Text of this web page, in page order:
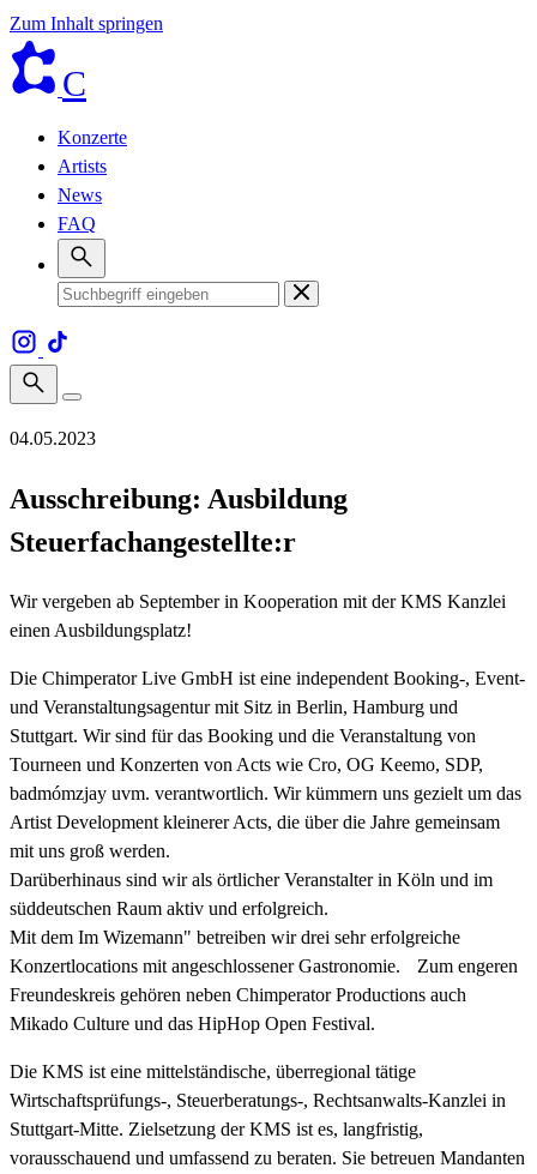
Zum Inhalt springen
C
Konzerte
Artists
News
FAQ
04.05.2023
Ausschreibung: Ausbildung
Steuerfachangestellte:r
Wir vergeben ab September in Kooperation mit der KMS Kanzlei
einen Ausbildungsplatz!
Die Chimperator Live GmbH ist eine independent Booking-, Event-
und Veranstaltungsagentur mit Sitz in Berlin, Hamburg und
Stuttgart. Wir sind für das Booking und die Veranstaltung von
Tourneen und Konzerten von Acts wie Cro, OG Keemo, SDP,
badmómzjay uvm. verantwortlich. Wir kümmern uns gezielt um das
Artist Development kleinerer Acts, die über die Jahre gemeinsam
mit uns groß werden.
Darüberhinaus sind wir als örtlicher Veranstalter in Köln und im
süddeutschen Raum aktiv und erfolgreich.
Mit dem Im Wizemann" betreiben wir drei sehr erfolgreiche
Konzertlocations mit angeschlossener Gastronomie. Zum engeren
Freundeskreis gehören neben Chimperator Productions auch
Mikado Culture und das HipHop Open Festival.
Die KMS ist eine mittelständische, überregional tätige
Wirtschaftsprüfungs-, Steuerberatungs-, Rechtsanwalts-Kanzlei in
Stuttgart-Mitte. Zielsetzung der KMS ist es, langfristig,
vorausschauend und umfassend zu beraten. Sie betreuen Mandanten